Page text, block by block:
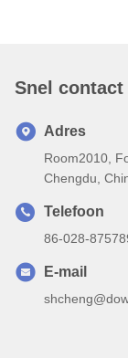
Snel contact
Adres
Room2010,
Chengdu,
Telefoon
86-028-
E-mail